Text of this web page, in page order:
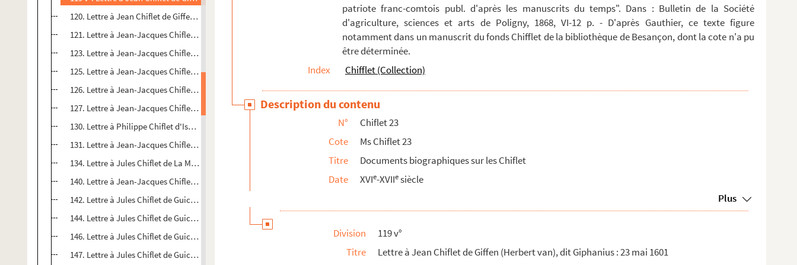
120. Lettre à Jean Chiflet de Giffen (Herbert van), dit Giphanius : Altorf, 25 juin 1586
121. Lettre à Jean-Jacques Chiflet de Duchesne (André) : Paris, 22 janvier 1622
123. Lettre à Jean-Jacques Chiflet de Duchesne (André) : Paris, 13 mai 1620
125. Lettre à Jean-Jacques Chiflet de Duchesne (André) : Paris, 24 mars 1619
126. Lettre à Jean-Jacques Chiflet de Duchesne (André) : Paris, 16 septembre 1620
127. Lettre à Jean-Jacques Chiflet de Duchesne (André) : Paris, 9 décembre 1621
130. Lettre à Philippe Chiflet d'Isabelle-Claire-Eugénie : convocation aux États de Franche-Comté ; Bruxe...
131. Lettre à Jean-Jacques Chiflet de Sainte Marthe (Pierre-Gaucher de) : Paris, 29 août 1651
134. Lettre à Jules Chiflet de La Mare (Philibert de) : Dijon, 22 janvier 1663
140. Lettre à Jean-Jacques Chiflet de Guichenon (Samuel) : Bourg, 8 janvier 1655
142. Lettre à Jules Chiflet de Guichenon (Samuel) : Painessuyt, 12 septembre 1659
144. Lettre à Jules Chiflet de Guichenon (Samuel) : Painessuyt, 17 septembre 1659
146. Lettre à Jules Chiflet de Guichenon (Samuel) : Painessuyt, 9 octobre 1659
147. Lettre à Jules Chiflet de Guichenon (Samuel) : Painessuyt, 25 octobre 1659
patriote franc-comtois publ. d'après les manuscrits du temps". Dans : Bulletin de la Société
d'agriculture, sciences et arts de Poligny, 1868, VI-12 p. - D'après Gauthier, ce texte figure
notamment dans un manuscrit du fonds Chifflet de la bibliothèque de Besançon, dont la cote n'a pu
être déterminée.
Index
Chifflet (Collection)
Description du contenu
N°
Chiflet 23
Cote
Ms Chiflet 23
Titre
Documents biographiques sur les Chiflet
Date
XVIe-XVIIesiècle
Plus
Division
119 v°
Titre
Lettre à Jean Chiflet de Giffen (Herbert van), dit Giphanius : 23 mai 1601